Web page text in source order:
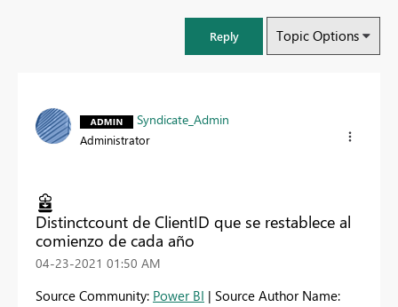
Reply Topic Options
Syndicate_Admin
Administrator
Distinctcount de ClientID que se restablece al
comienzo de cada año
‎04-23-2021 01:50 AM
Source Community: Power BI | Source Author Name: